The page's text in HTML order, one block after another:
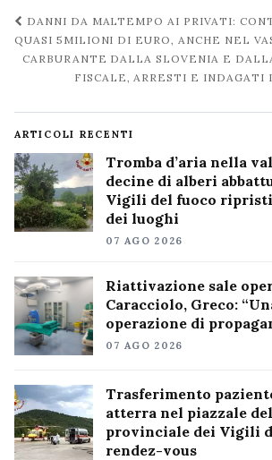
Navigazione
post
DANNI DA MALTEMPO AI PRIVATI:
QUASI 5MILIONI DI EURO, ANCHE NEL
CARBURANTE DALLA SLOVENIA E
FISCALE, ARRESTI E
ARTICOLI RECENTI
Tromba d’aria nella
decine di alberi
Vigili del fuoco
dei luoghi
07 AGO 2026
Riattivazione sale
Caracciolo, Greco:
operazione di
07 AGO 2026
Trasferimento
atterra nel piazzale
provinciale dei Vigili
rendez-vous